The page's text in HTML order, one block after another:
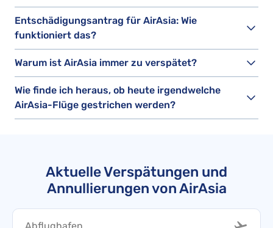
Entschädigungsantrag für AirAsia: Wie
funktioniert das?
Warum ist AirAsia immer zu verspätet?
Wie finde ich heraus, ob heute irgendwelche
AirAsia-Flüge gestrichen werden?
Aktuelle Verspätungen und
Annullierungen von AirAsia